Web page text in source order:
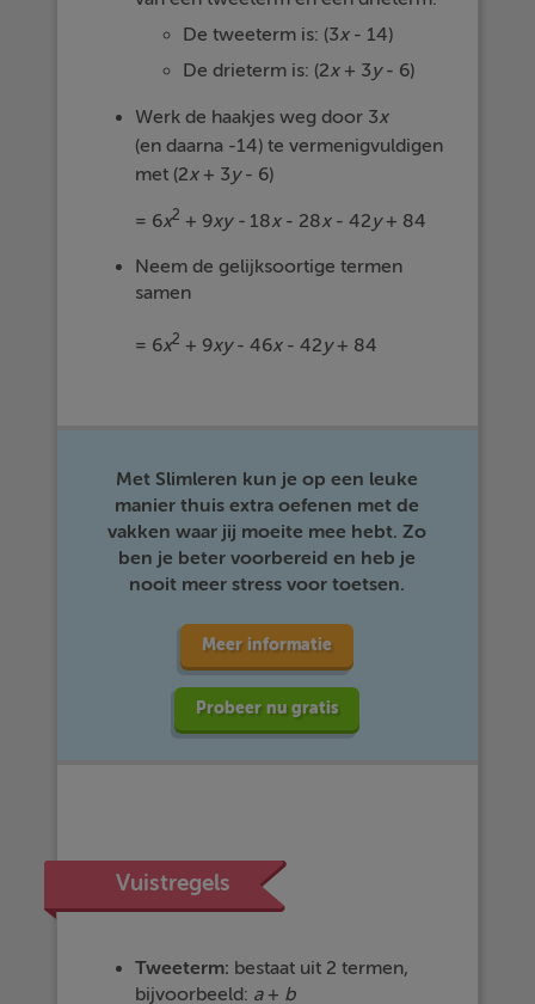
De tweeterm is: (3x - 14)
De drieterm is: (2x+ 3y- 6)
Werk de haakjes weg door 3x
(en daarna -14) te vermenigvuldigen
met (2x + 3y- 6)
= 6x2 + 9xy - 18x- 28x- 42y+ 84
Neem de gelijksoortige termen
samen
= 6x2 + 9xy- 46x- 42y+ 84
Met Slimleren kun je op een leuke
manier thuis extra oefenen met de
vakken waar jij moeite mee hebt. Zo
ben je beter voorbereid en heb je
nooit meer stress voor toetsen.
Meer informatie
Probeer nu gratis
Vuistregels
Tweeterm: bestaat uit 2 termen,
bijvoorbeeld: a+ b